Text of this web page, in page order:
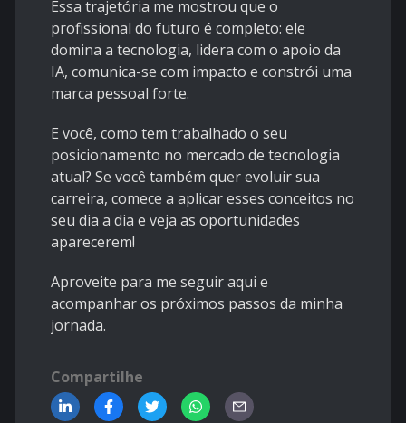
Essa trajetória me mostrou que o
profissional do futuro é completo: ele
domina a tecnologia, lidera com o apoio da
IA, comunica-se com impacto e constrói uma
marca pessoal forte.
E você, como tem trabalhado o seu
posicionamento no mercado de tecnologia
atual? Se você também quer evoluir sua
carreira, comece a aplicar esses conceitos no
seu dia a dia e veja as oportunidades
aparecerem!
Aproveite para me seguir aqui e
acompanhar os próximos passos da minha
jornada.
Compartilhe